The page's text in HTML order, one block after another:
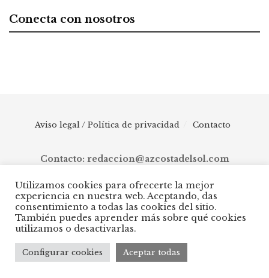
Conecta con nosotros
Aviso legal / Política de privacidad Contacto
Contacto: redaccion@azcostadelsol.com
© 2025 AZ Costa del Sol - Diario digital de Málaga capital hasta
Manilva, pasando por Torremolinos, Benalmádena, Fuengirola,
Mijas, Ojén, Marbella, Istán, Benahavís, Estepona y Casares.
Utilizamos cookies para ofrecerte la mejor
experiencia en nuestra web. Aceptando, das
consentimiento a todas las cookies del sitio.
También puedes aprender más sobre qué cookies
utilizamos o desactivarlas.
Configurar cookies Aceptar todas